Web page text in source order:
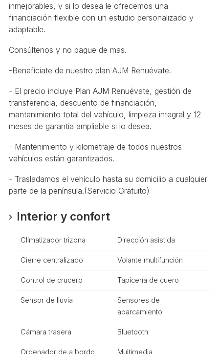
inmejorables, y si lo desea le ofrecemos una
financiación flexible con un estudio personalizado y
adaptable.
Consúltenos y no pague de mas.
-Benefíciate de nuestro plan AJM Renuévate.
- El precio incluye Plan AJM Renuévate, gestión de
transferencia, descuento de financiación,
mantenimiento total del vehículo, limpieza integral y 12
meses de garantía ampliable si lo desea.
- Mantenimiento y kilometraje de todos nuestros
vehículos están garantizados.
- Trasladamos el vehículo hasta su domicilio a cualquier
parte de la península.(Servicio Gratuito)
Interior y confort
Climatizador trizona Dirección asistida
Cierre centralizado Volante multifunción
Control de crucero Tapicería de cuero
Sensor de lluvia
Sensores de
aparcamiento
Cámara trasera Bluetooth
Ordenador de a bordo Multimedia